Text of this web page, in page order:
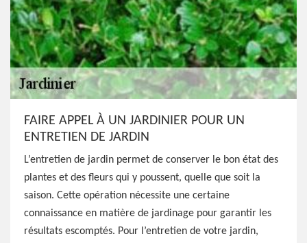
FAIRE APPEL À UN JARDINIER POUR UN
ENTRETIEN DE JARDIN
L’entretien de jardin permet de conserver le bon état des
plantes et des fleurs qui y poussent, quelle que soit la
saison. Cette opération nécessite une certaine
connaissance en matière de jardinage pour garantir les
résultats escomptés. Pour l’entretien de votre jardin,